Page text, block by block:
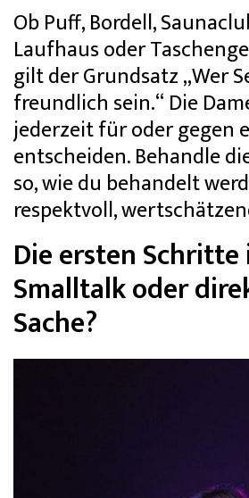
Ob Puff, Bordell,
Laufhaus oder
gilt der Grundsatz „Wer
freundlich sein.“ Die
jederzeit für oder gegen
entscheiden. Behandle
so, wie du behandelt
respektvoll,
Die ersten
Smalltalk oder
Sache?